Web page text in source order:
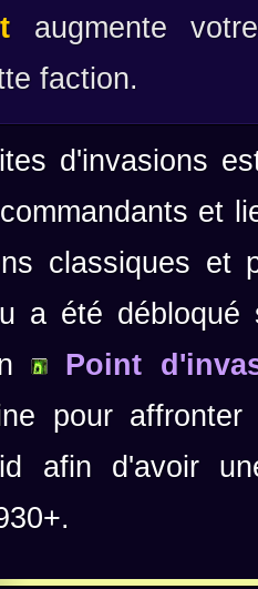
augmente
faction.
d'invasions
et
classiques et
a été débloqué
Point
pour
afin d'avoir